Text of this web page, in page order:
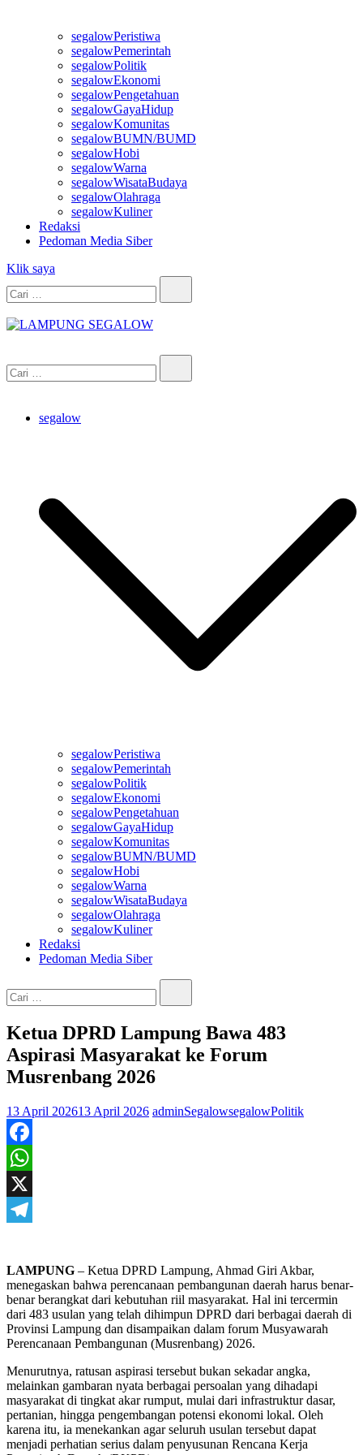
segalowPeristiwa
segalowPemerintah
segalowPolitik
segalowEkonomi
segalowPengetahuan
segalowGayaHidup
segalowKomunitas
segalowBUMN/BUMD
segalowHobi
segalowWarna
segalowWisataBudaya
segalowOlahraga
segalowKuliner
Redaksi
Pedoman Media Siber
Klik saya
segalow
segalowPeristiwa
segalowPemerintah
segalowPolitik
segalowEkonomi
segalowPengetahuan
segalowGayaHidup
segalowKomunitas
segalowBUMN/BUMD
segalowHobi
segalowWarna
segalowWisataBudaya
segalowOlahraga
segalowKuliner
Redaksi
Pedoman Media Siber
Ketua DPRD Lampung Bawa 483
Aspirasi Masyarakat ke Forum
Musrenbang 2026
13 April 202613 April 2026 adminSegalowsegalowPolitik
Facebook
WhatsApp
X
LAMPUNG – Ketua DPRD Lampung, Ahmad Giri Akbar,
menegaskan bahwa perencanaan pembangunan daerah harus benar-
benar berangkat dari kebutuhan riil masyarakat. Hal ini tercermin
dari 483 usulan yang telah dihimpun DPRD dari berbagai daerah di
Provinsi Lampung dan disampaikan dalam forum Musyawarah
Perencanaan Pembangunan (Musrenbang) 2026.
Menurutnya, ratusan aspirasi tersebut bukan sekadar angka,
melainkan gambaran nyata berbagai persoalan yang dihadapi
masyarakat di tingkat akar rumput, mulai dari infrastruktur dasar,
pertanian, hingga pengembangan potensi ekonomi lokal. Oleh
karena itu, ia menekankan agar seluruh usulan tersebut dapat
menjadi perhatian serius dalam penyusunan Rencana Kerja